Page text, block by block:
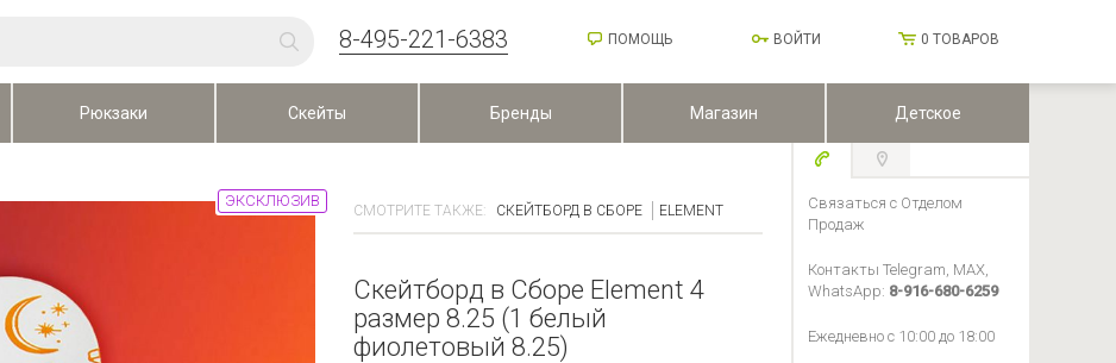
СМОТРИТЕ ТАКЖЕ: СКЕЙТБОРД В СБОРЕ ELEMENT
Скейтборд в Сборе Element 4
размер 8.25 (1 белый
фиолетовый 8.25)
ЭКСКЛЮЗИВ
Связаться с Отделом
Продаж
Контакты Telegram, MAX,
WhatsApp: 8-916-680-6259
Ежедневно с 10:00 до 18:00
8-495-221-6383 ПОМОЩЬ ВОЙТИ 0 ТОВАРОВ
Рюкзаки Скейты Бренды Магазин Детское